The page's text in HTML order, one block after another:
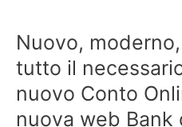
Nuovo,
tutto il
nuovo Conto
nuova web Bank